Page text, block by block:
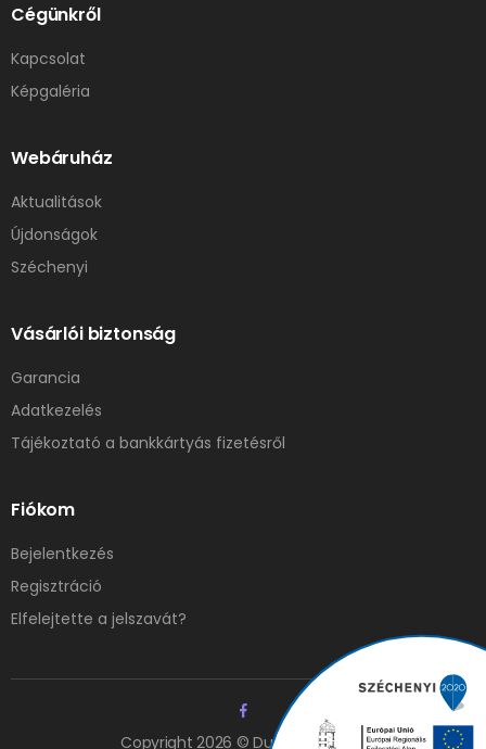
Cégünkről
Kapcsolat
Képgaléria
Webáruház
Aktualitások
Újdonságok
Széchenyi
Vásárlói biztonság
Garancia
Adatkezelés
Tájékoztató a bankkártyás fizetésről
Fiókom
Bejelentkezés
Regisztráció
Elfelejtette a jelszavát?
Copyright 2026 © Duna Elzáró Kft.